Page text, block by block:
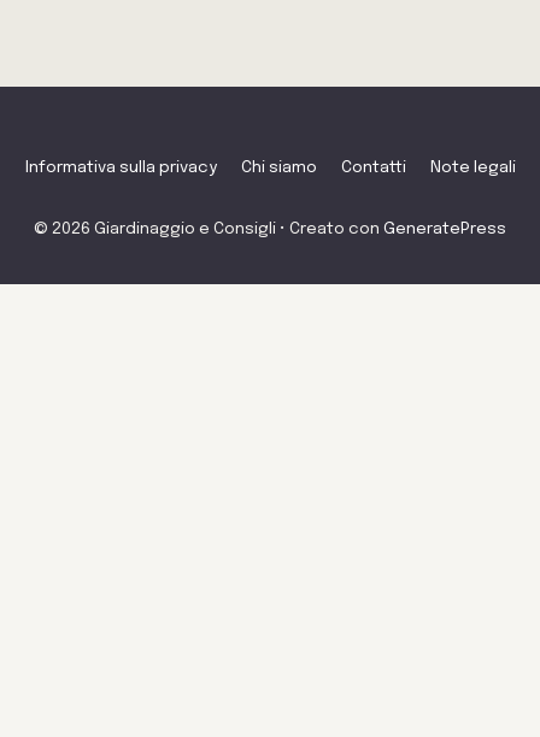
Informativa sulla privacy Chi siamo Contatti Note legali
© 2026 Giardinaggio e Consigli • Creato con GeneratePress